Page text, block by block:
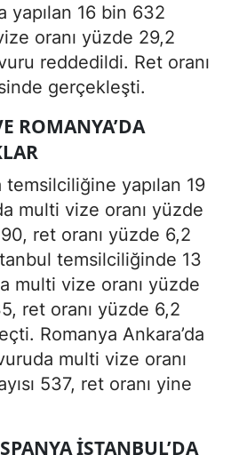
yapılan 16 bin 632
oranı yüzde 29,2
reddedildi. Ret oranı
gerçekleşti.
ROMANYA’DA
yapılan 19
multi vize oranı yüzde
ret oranı yüzde 6,2
temsilciliğinde 13
multi vize oranı yüzde
ret oranı yüzde 6,2
Romanya Ankara’da
multi vize oranı
537, ret oranı yine
İSTANBUL’DA